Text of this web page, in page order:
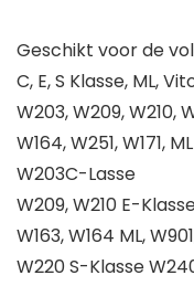
Geschikt voor de
C, E, S Klasse, ML,
W203, W209, W210,
W164, W251, W171,
W203C-Lasse
W209, W210 E-
W163, W164 ML,
W220 S-Klasse